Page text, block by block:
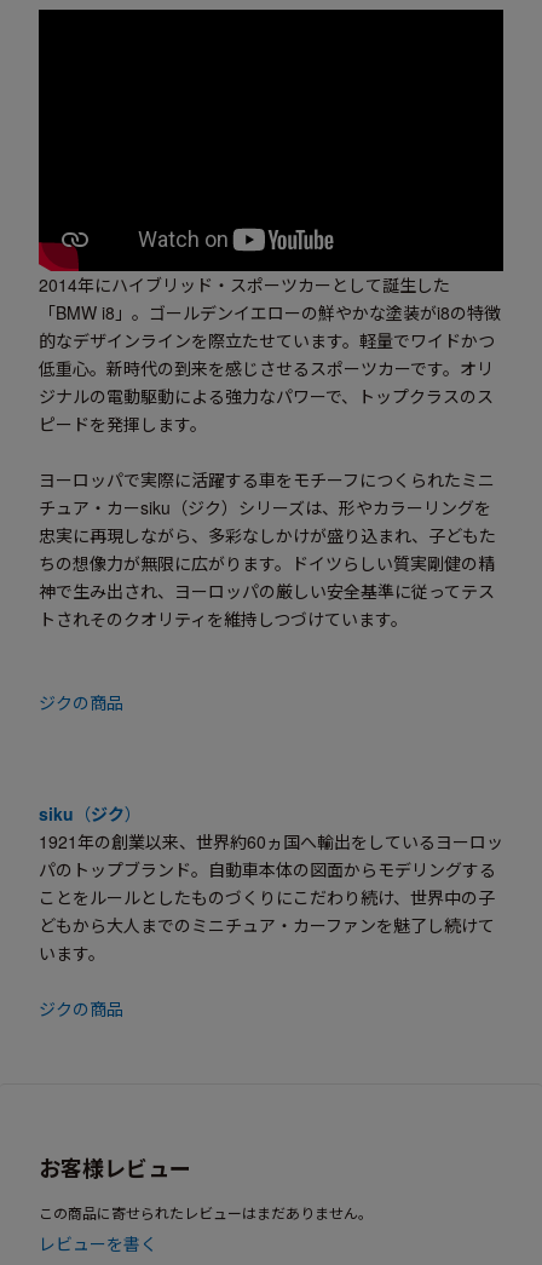
2014年にハイブリッド・スポーツカーとして誕生した
「BMW i8」。ゴールデンイエローの鮮やかな塗装がi8の特徴
的なデザインラインを際立たせています。軽量でワイドかつ
低重心。新時代の到来を感じさせるスポーツカーです。オリ
ジナルの電動駆動による強力なパワーで、トップクラスのス
ピードを発揮します。
ヨーロッパで実際に活躍する車をモチーフにつくられたミニ
チュア・カーsiku（ジク）シリーズは、形やカラーリングを
忠実に再現しながら、多彩なしかけが盛り込まれ、子どもた
ちの想像力が無限に広がります。ドイツらしい質実剛健の精
神で生み出され、ヨーロッパの厳しい安全基準に従ってテス
トされそのクオリティを維持しつづけています。
ジクの商品
siku （ジク）
1921年の創業以来、世界約60ヵ国へ輸出をしているヨーロッ
パのトップブランド。自動車本体の図面からモデリングする
ことをルールとしたものづくりにこだわり続け、世界中の子
どもから大人までのミニチュア・カーファンを魅了し続けて
います。
ジクの商品
お客様レビュー
この商品に寄せられたレビューはまだありません。
レビューを書く